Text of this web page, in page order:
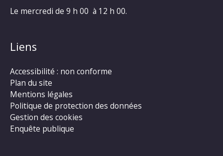
Le mercredi de 9 h 00 à 12 h 00.
Liens
Accessibilité : non conforme
Plan du site
Mentions légales
Politique de protection des données
Gestion des cookies
Enquête publique